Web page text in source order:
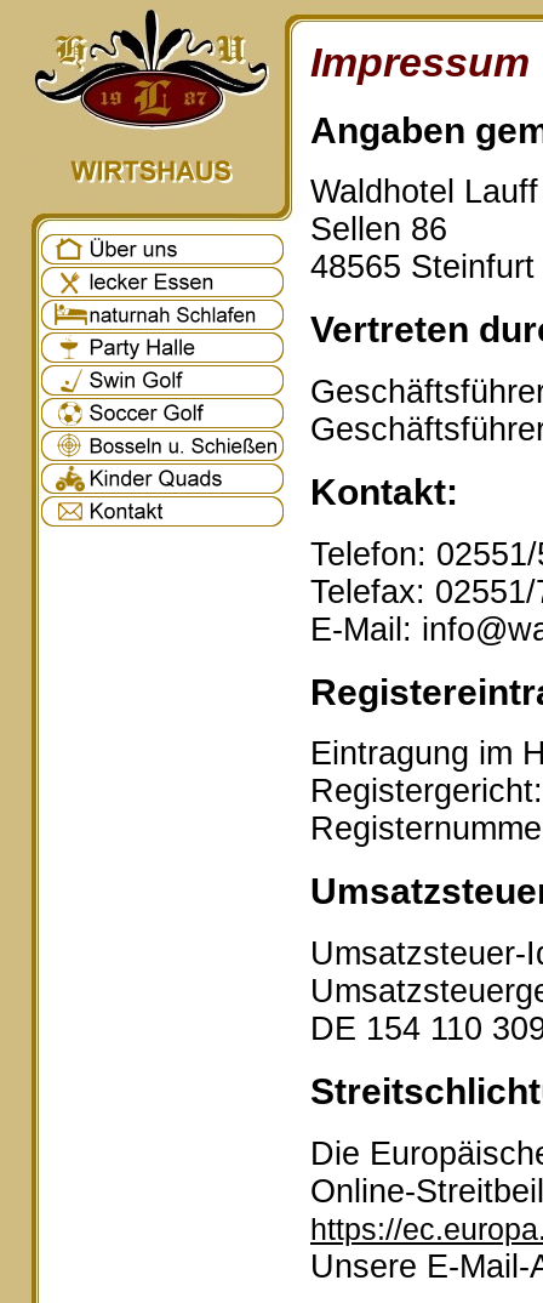
Impressum
Angaben
Waldhotel
Sellen 86
48565 Steinfurt
Vertreten
Kontakt:
Telefon:
Telefax:
E-Mail:
Eintragung im
Umsatzsteuer-
DE 154 110
Die
Online-
https://
Unsere E-